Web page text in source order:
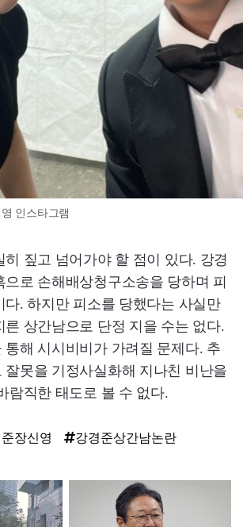
인스타그램
히 짚고 넘어가야 할 점이 있다. 강경
으로 손해배상청구소송을 당하며 피
다. 하지만 피소를 당했다는 사실만
른 상간남으로 단정 지을 수는 없다.
통해 시시비비가 가려질 문제다. 추
잘못을 기정사실화해 지나친 비난을
람직한 태도로 볼 수 없다.
장신영
강경준상간남논란